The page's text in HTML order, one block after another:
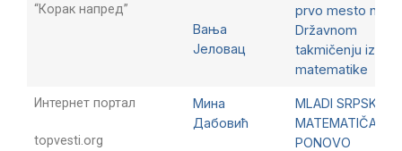
“Корак напред”
Вања
Јеловац
prvo mesto na
Državnom
takmičenju iz
matematike
Интернет портал
topvesti.org
Мина
Дабовић
MLADI SRPSKI
MATEMATIČARI
PONOVO